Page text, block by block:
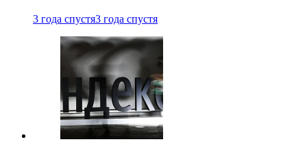
3 года спустя3 года спустя